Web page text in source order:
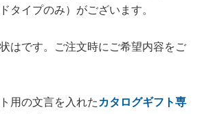
タイプのみ）がございます。
はです。ご注文時にご希望内容をご
用の文言を入れた カタログギフト専